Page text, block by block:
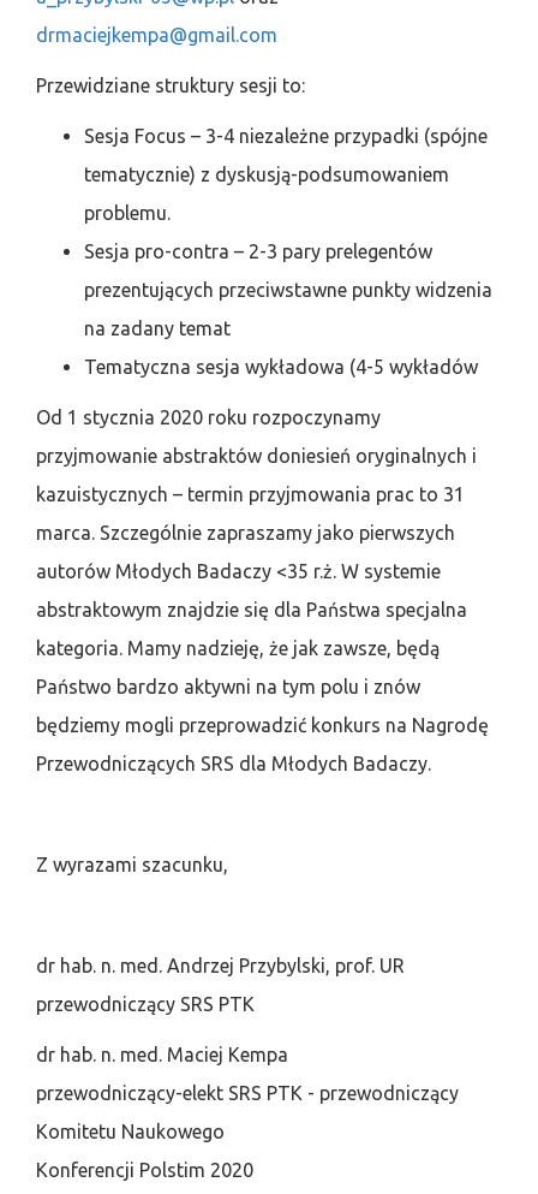
drmaciejkempa@gmail.com
Przewidziane struktury sesji to:
Sesja Focus – 3-4 niezależne przypadki (spójne
tematycznie) z dyskusją-podsumowaniem
problemu.
Sesja pro-contra – 2-3 pary prelegentów
prezentujących przeciwstawne punkty widzenia
na zadany temat
Tematyczna sesja wykładowa (4-5 wykładów
Od 1 stycznia 2020 roku rozpoczynamy
przyjmowanie abstraktów doniesień oryginalnych i
kazuistycznych – termin przyjmowania prac to 31
marca. Szczególnie zapraszamy jako pierwszych
autorów Młodych Badaczy <35 r.ż. W systemie
abstraktowym znajdzie się dla Państwa specjalna
kategoria. Mamy nadzieję, że jak zawsze, będą
Państwo bardzo aktywni na tym polu i znów
będziemy mogli przeprowadzić konkurs na Nagrodę
Przewodniczących SRS dla Młodych Badaczy.
Z wyrazami szacunku,
dr hab. n. med. Andrzej Przybylski, prof. UR
przewodniczący SRS PTK
dr hab. n. med. Maciej Kempa
przewodniczący-elekt SRS PTK - przewodniczący
Komitetu Naukowego
Konferencji Polstim 2020